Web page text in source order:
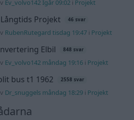
Ev_volvo142 Igår 09:02 i Projekt
Projekt 46 svar
RubenRutegard tisdag 19:47 i Projekt
Elbil 848 svar
Ev_volvo142 måndag 19:16 i Projekt
bus t1 1962 2558 svar
Dr_snuggels måndag 18:29 i Projekt